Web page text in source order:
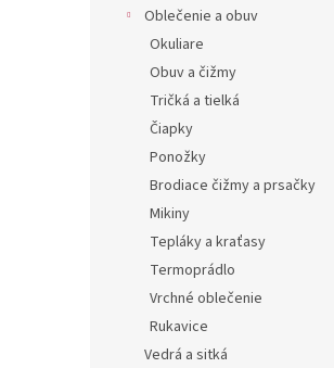
Oblečenie a obuv
Okuliare
Obuv a čižmy
Tričká a tielká
Čiapky
Ponožky
Brodiace čižmy a prsačky
Mikiny
Tepláky a kraťasy
Termoprádlo
Vrchné oblečenie
Rukavice
Vedrá a sitká